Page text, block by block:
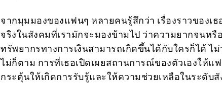
จากมุมมองของแฟนๆ หลายคนรู้สึกว่า เรื่องราวของเ
จริงในสังคมที่เรามักจะมองข้ามไป ว่าความยากจนห
ทรัพยากรทางการเงินสามารถเกิดขึ้นได้กับใครก็ได้
ไม่ก็ตาม การที่เธอเปิดเผยสถานการณ์ของตัวเองให้แ
กระตุ้นให้เกิดการรับรู้และให้ความช่วยเหลือในระดับ